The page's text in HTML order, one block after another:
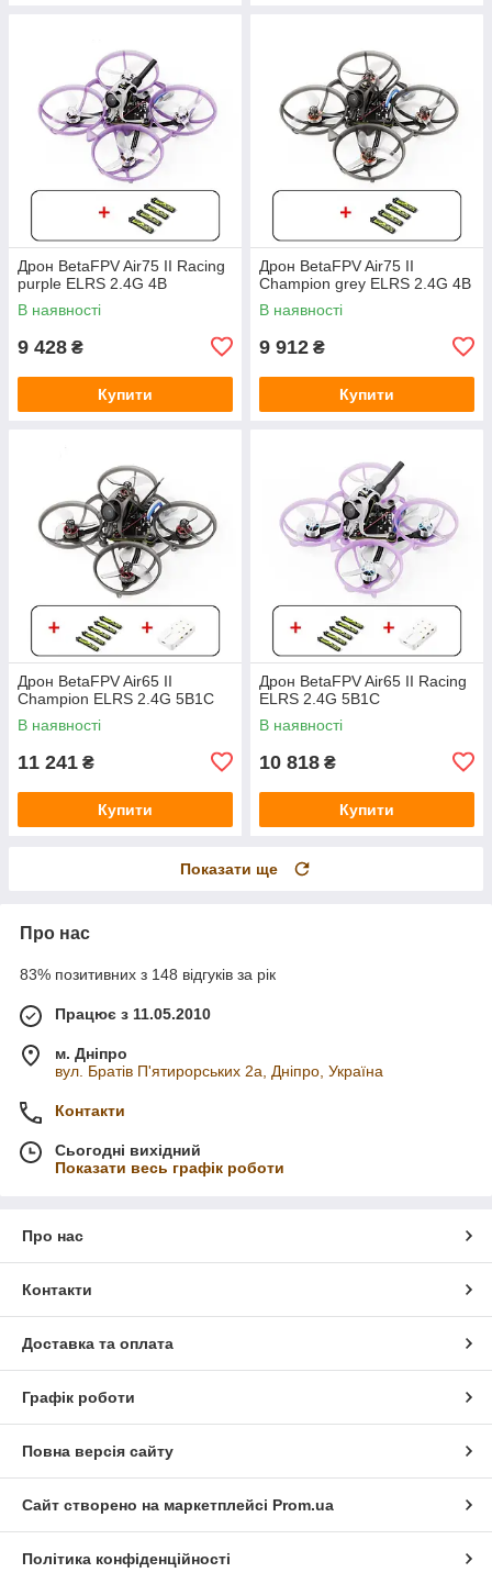
Дрон BetaFPV Air75 II Racing
purple ELRS 2.4G 4B
В наявності
9 428 ₴
Купити
Дрон BetaFPV Air75 II
Champion grey ELRS 2.4G 4B
В наявності
9 912 ₴
Купити
Дрон BetaFPV Air65 II
Champion ELRS 2.4G 5B1C
В наявності
11 241 ₴
Купити
Дрон BetaFPV Air65 II Racing
ELRS 2.4G 5B1C
В наявності
10 818 ₴
Купити
Показати ще
Про нас
83% позитивних з 148 відгуків за рік
Працює з 11.05.2010
м. Дніпро
вул. Братів П'ятирорських 2а, Дніпро, Україна
Контакти
Сьогодні вихідний
Показати весь графік роботи
Про нас
Контакти
Доставка та оплата
Графік роботи
Повна версія сайту
Сайт створено на маркетплейсі Prom.ua
Політика конфіденційності